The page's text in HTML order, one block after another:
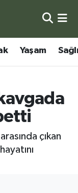
Yaşam
çıkan